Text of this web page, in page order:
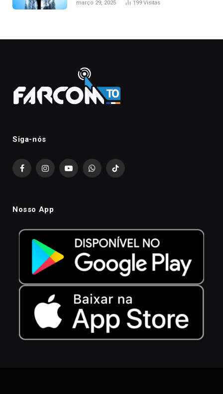
março 29, 2025 199 Visitas
Siga-nós
FacebookInstagramYouTubeWhatsAppTikTok
Nosso App